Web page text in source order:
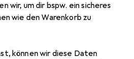
wir, um dir bspw. ein sicheres
wie den Warenkorb zu
können wir diese Daten
- für P/N: